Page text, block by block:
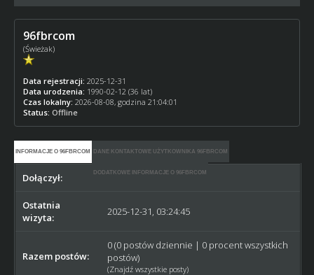
96fbrcom
(Świeżak)
Data rejestracji: 2025-12-31
Data urodzenia: 1990-02-12 (36 lat)
Czas lokalny: 2026-08-08, godzina 21:04:01
Status: Offline
INFORMACJE O 96FBRCOM DANE KONTAKTOWE UŻYTKOWNIKA 96FBRCOM
DODATKOWE INFORMACJE O 96FBRCOM
Dołączył: 2025-12-31
Ostatnia
wizyta:
2025-12-31, 03:24:45
Razem postów:
0 (0 postów dziennie | 0 procent wszystkich
postów)
(Znajdź wszystkie posty)